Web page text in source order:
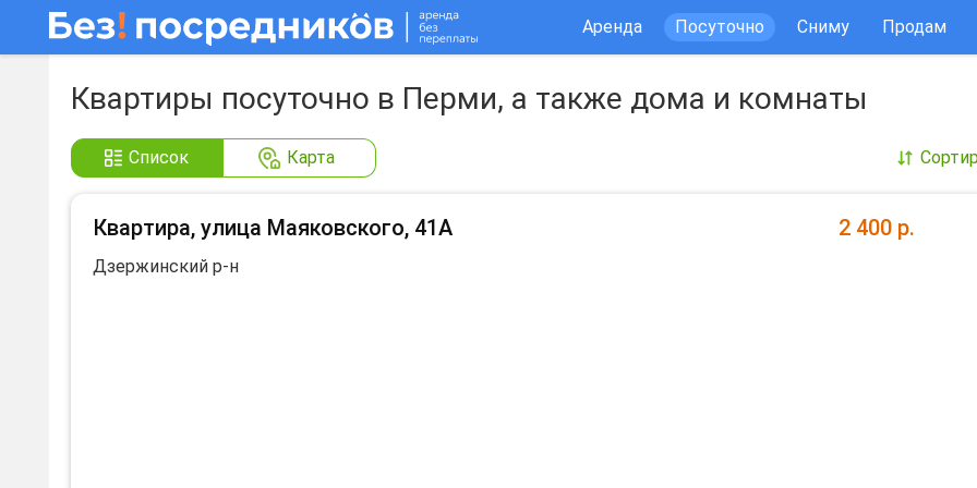
Аренда Посуточно Сниму Продам
Квартиры посуточно в Перми, а также дома и комнаты
Список Карта
Квартира, улица Маяковского, 41А 2 400 р.
Дзержинский р-н